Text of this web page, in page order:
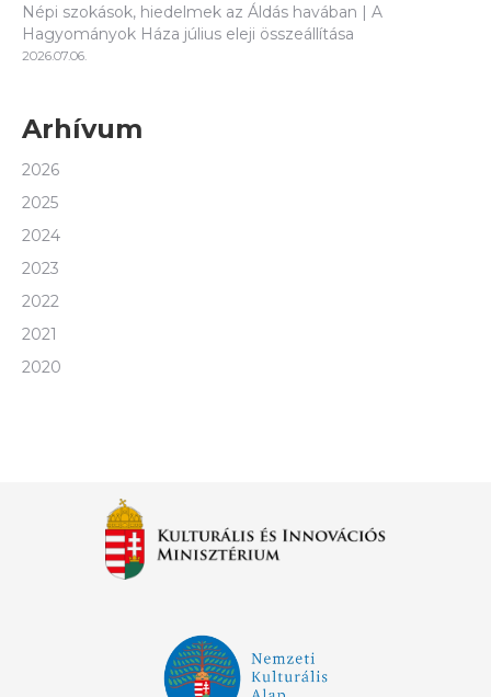
Népi szokások, hiedelmek az Áldás havában | A
Hagyományok Háza július eleji összeállítása
2026.07.06.
Arhívum
2026
2025
2024
2023
2022
2021
2020